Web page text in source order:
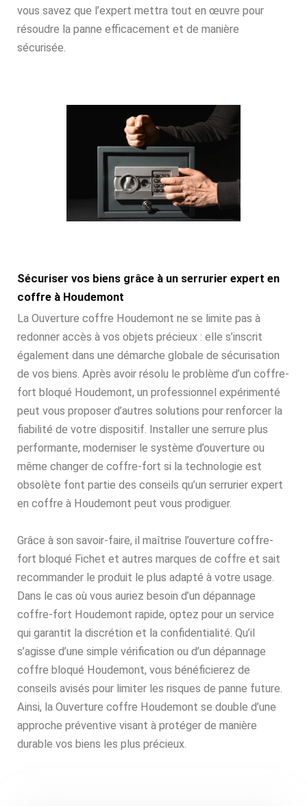
vous savez que l’expert mettra tout en œuvre pour
résoudre la panne efficacement et de manière
sécurisée.
Sécuriser vos biens grâce à un serrurier expert en
coffre à Houdemont
La Ouverture coffre Houdemont ne se limite pas à
redonner accès à vos objets précieux : elle s’inscrit
également dans une démarche globale de sécurisation
de vos biens. Après avoir résolu le problème d’un coffre-
fort bloqué Houdemont, un professionnel expérimenté
peut vous proposer d’autres solutions pour renforcer la
fiabilité de votre dispositif. Installer une serrure plus
performante, moderniser le système d’ouverture ou
même changer de coffre-fort si la technologie est
obsolète font partie des conseils qu’un serrurier expert
en coffre à Houdemont peut vous prodiguer.
Grâce à son savoir-faire, il maîtrise l’ouverture coffre-
fort bloqué Fichet et autres marques de coffre et sait
recommander le produit le plus adapté à votre usage.
Dans le cas où vous auriez besoin d’un dépannage
coffre-fort Houdemont rapide, optez pour un service
qui garantit la discrétion et la confidentialité. Qu’il
s’agisse d’une simple vérification ou d’un dépannage
coffre bloqué Houdemont, vous bénéficierez de
conseils avisés pour limiter les risques de panne future.
Ainsi, la Ouverture coffre Houdemont se double d’une
approche préventive visant à protéger de manière
durable vos biens les plus précieux.